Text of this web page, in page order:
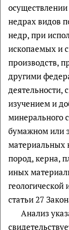
недрах видов
недр, при
ископаемых и
производств,
другими
деятельности,
изучением и
минерального
бумажном или
материальных
пород, керна,
иных
статьи 27
Анализ